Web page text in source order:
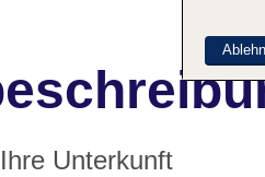
Unterkunft